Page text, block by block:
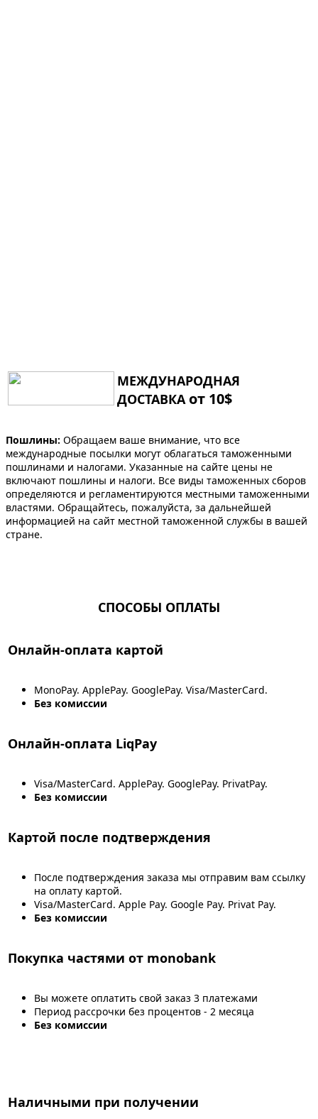
МЕЖДУНАРОДНАЯ
ДОСТАВКА от 10$
Пошлины: Обращаем ваше внимание, что все
международные посылки могут облагаться таможенными
пошлинами и налогами. Указанные на сайте цены не
включают пошлины и налоги. Все виды таможенных сборов
определяются и регламентируются местными таможенными
властями. Обращайтесь, пожалуйста, за дальнейшей
информацией на сайт местной таможенной службы в вашей
стране.
СПОСОБЫ ОПЛАТЫ
Онлайн-оплата картой
MonoPay. ApplePay. GooglePay. Visa/MasterCard.
Без комиссии
Онлайн-оплата LiqPay
Visa/MasterCard. ApplePay. GooglePay. PrivatPay.
Без комиссии
Картой после подтверждения
После подтверждения заказа мы отправим вам ссылку
на оплату картой.
Visa/MasterCard. Apple Pay. Google Pay. Privat Pay.
Без комиссии
Покупка частями от monobank
Вы можете оплатить свой заказ 3 платежами
Период рассрочки без процентов - 2 месяца
Без комиссии
Наличными при получении